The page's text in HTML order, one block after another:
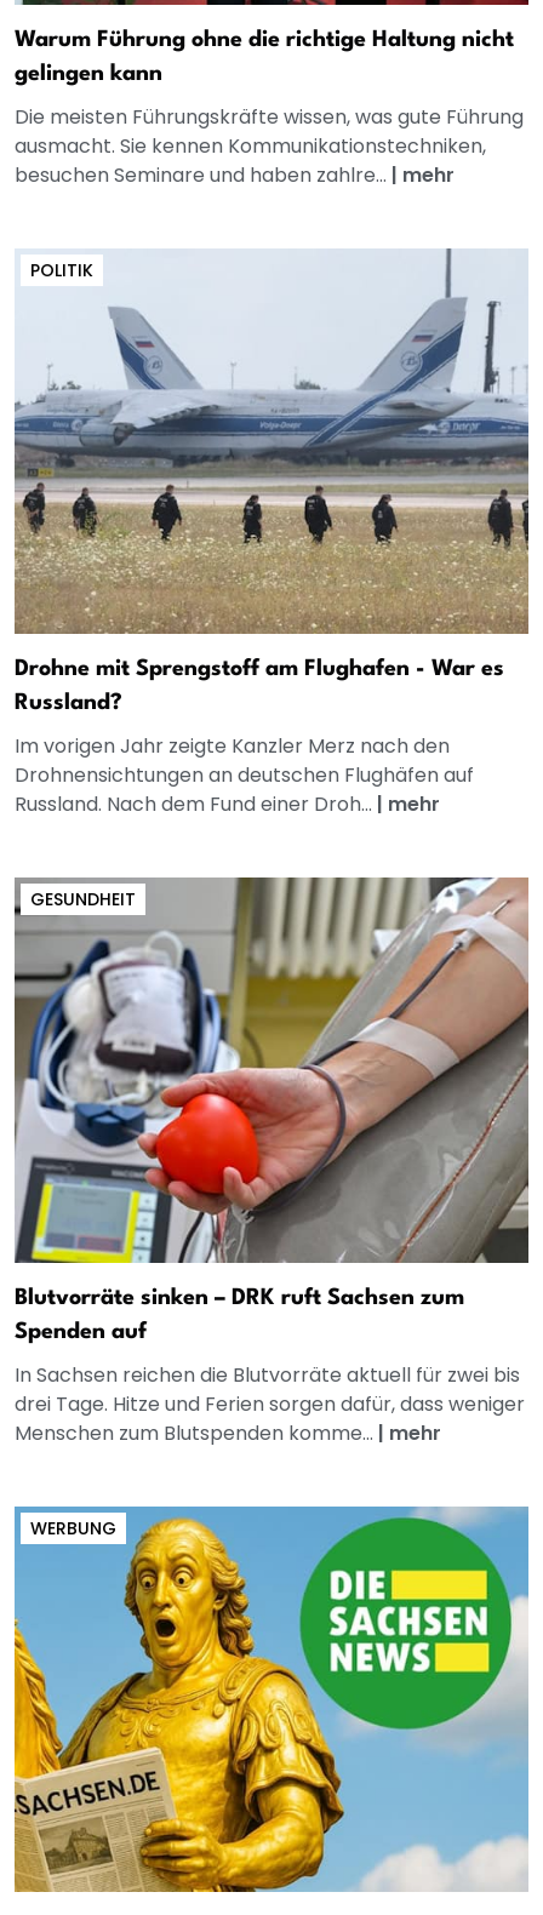
Warum Führung ohne die richtige Haltung nicht
gelingen kann
Die meisten Führungskräfte wissen, was gute Führung
ausmacht. Sie kennen Kommunikationstechniken,
besuchen Seminare und haben zahlre... | mehr
POLITIK
Drohne mit Sprengstoff am Flughafen - War es
Russland?
Im vorigen Jahr zeigte Kanzler Merz nach den
Drohnensichtungen an deutschen Flughäfen auf
Russland. Nach dem Fund einer Droh... | mehr
GESUNDHEIT
Blutvorräte sinken – DRK ruft Sachsen zum
Spenden auf
In Sachsen reichen die Blutvorräte aktuell für zwei bis
drei Tage. Hitze und Ferien sorgen dafür, dass weniger
Menschen zum Blutspenden komme... | mehr
WERBUNG